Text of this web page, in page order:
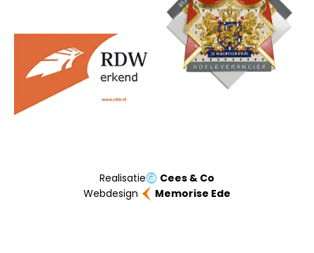
Realisatie
Cees & Co
Webdesign
Memorise Ede